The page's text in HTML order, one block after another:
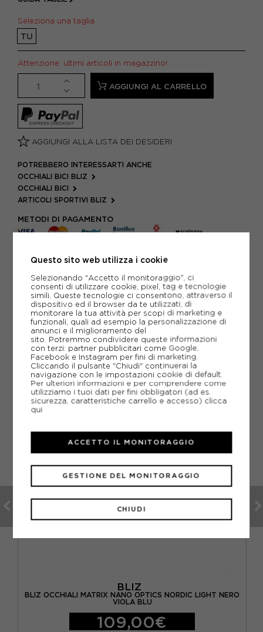
Seleziona una taglia
TU
Attenzione: ultimi articoli in magazzino!
AGGIUNGI AL CARRELLO
AGGIUNGI ALLA LISTA DEI DESIDERI
POTREBBERO INTERESSARTI ANCHE
OCCHIALI BICI BLIZ
OCCHIALI BICI
ARTICOLI SPORTIVI BLIZ
METODI DI PAGAMENTO
PIÙ INFORMAZIONI
SCHEDA TECNICA
GUIDA ALLE TAGLIE
CONSIGLIATI DA NOI
BLIZ
BLIZ OCCHIALI MATRIX NANO OPTICS NORDIC LIGHT NERO
VIOLA BLU
109,00€
Questo sito web utilizza i cookie
Selezionando "Accetto il monitoraggio", ci
consenti di utilizzare cookie, pixel, tag e tecnologie
simili. Queste tecnologie ci consentono, attraverso il
dispositivo ed il browser da te utilizzati, di
monitorare la tua attività per scopi di marketing e
funzionali, quali ad esempio la personalizzazione di
annunci e il miglioramento del
sito. Potremmo condividere queste informazioni
con terzi: partner pubblicitari come Google,
Facebook e Instagram per fini di marketing.
Cliccando il pulsante "Chiudi" continuerai la
navigazione con le impostazioni cookie di default.
Per ulteriori informazioni e per comprendere come
utilizziamo i tuoi dati per fini obbligatori (ad es.
sicurezza, caratteristiche carrello e accesso) clicca
qui
CHIUDI
GESTIONE DEL MONITORAGGIO
ACCETTO IL MONITORAGGIO